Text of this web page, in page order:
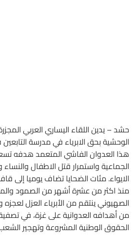
حشد – يدين اللقاء اليساري العربي
الوحشية بحق الابرياء في مدرسة
هذا العدوان الفاشي المتعمد هدفه
الجماعية واستمرار قتل الاطفال
الايواء. مئات الضحايا تضاف يوميا إلى
منذ اكثر من عشرة أشهر من الصمود
الصهيوني ينتقم من الأبرياء العزل
من أهدافه العدوانية على غزة، في
الحقوق الوطنية المشروعة وتهجير